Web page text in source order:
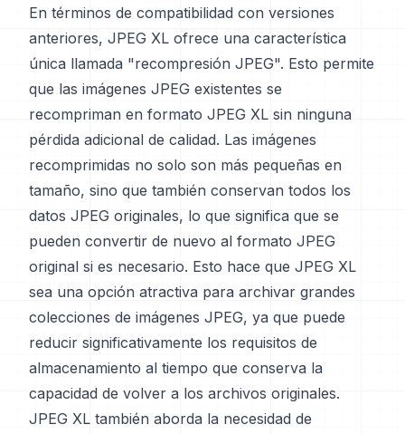
En términos de compatibilidad con versiones
anteriores, JPEG XL ofrece una característica
única llamada "recompresión JPEG". Esto permite
que las imágenes JPEG existentes se
recompriman en formato JPEG XL sin ninguna
pérdida adicional de calidad. Las imágenes
recomprimidas no solo son más pequeñas en
tamaño, sino que también conservan todos los
datos JPEG originales, lo que significa que se
pueden convertir de nuevo al formato JPEG
original si es necesario. Esto hace que JPEG XL
sea una opción atractiva para archivar grandes
colecciones de imágenes JPEG, ya que puede
reducir significativamente los requisitos de
almacenamiento al tiempo que conserva la
capacidad de volver a los archivos originales.
JPEG XL también aborda la necesidad de